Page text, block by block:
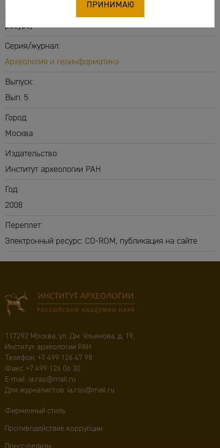
Археология и геоинформатика. Вып. 5 [Электронный
ресурс]
Серия/журнал:
Археология и геоинформатика
Выпуск:
Вып. 5
Город:
Москва
Издательство:
Институт археологии РАН
Год:
2008
Переплет:
Электронный ресурс: CD-ROM, публикация на сайте
117292 Москва, ул. Дм. Ульянова, д. 19,
Институт археологии РАН
Телефон: +7 499 126 47 98
Факс: +7 499 126 06 30
E-mail: ia.ras@mail.ru
Для журналистов: ia.ras@mail.ru
Фирменный стиль
Противодействие коррупции
ПРИНИМАЮ